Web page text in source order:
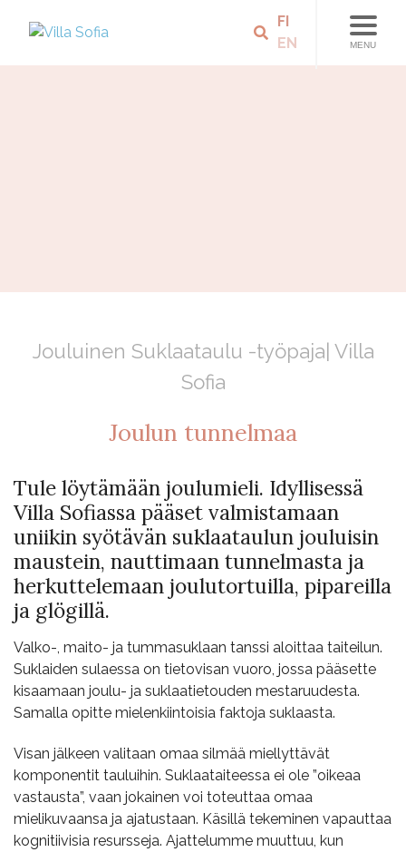
MENU
FI
EN
Jouluinen Suklaataulu -työpaja| Villa
Sofia
Joulun tunnelmaa
Tule löytämään joulumieli. Idyllisessä
Villa Sofiassa pääset valmistamaan
uniikin syötävän suklaataulun jouluisin
maustein, nauttimaan tunnelmasta ja
herkuttelemaan joulutortuilla, pipareilla
ja glögillä.
Valko-, maito- ja tummasuklaan tanssi aloittaa taiteilun.
Suklaiden sulaessa on tietovisan vuoro, jossa pääsette
kisaamaan joulu- ja suklaatietouden mestaruudesta.
Samalla opitte mielenkiintoisia faktoja suklaasta.
Visan jälkeen valitaan omaa silmää miellyttävät
komponentit tauluihin. Suklaataiteessa ei ole ”oikeaa
vastausta”, vaan jokainen voi toteuttaa omaa
mielikuvaansa ja ajatustaan. Käsillä tekeminen vapauttaa
kognitiivisia resursseja. Ajattelumme muuttuu, kun